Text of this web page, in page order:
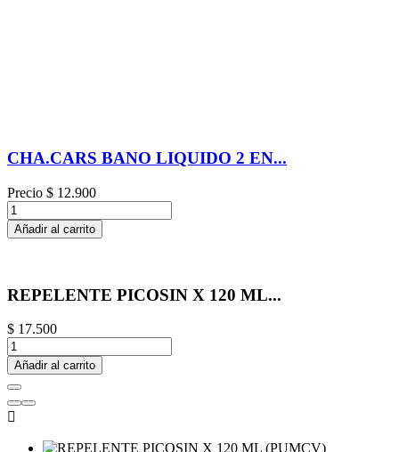
CHA.CARS BANO LIQUIDO 2 EN...
Precio $ 12.900
Añadir al carrito
REPELENTE PICOSIN X 120 ML...
$ 17.500
Añadir al carrito
